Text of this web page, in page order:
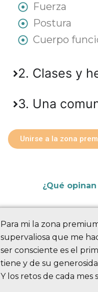
Fuerza
Postura
Cuerpo
2. Clases y
3. Una
Unirse a la zona
¿Qué
Para mi la zona
supervaliosa que me
ser consciente es el
tiene y de su
Y los retos de cada